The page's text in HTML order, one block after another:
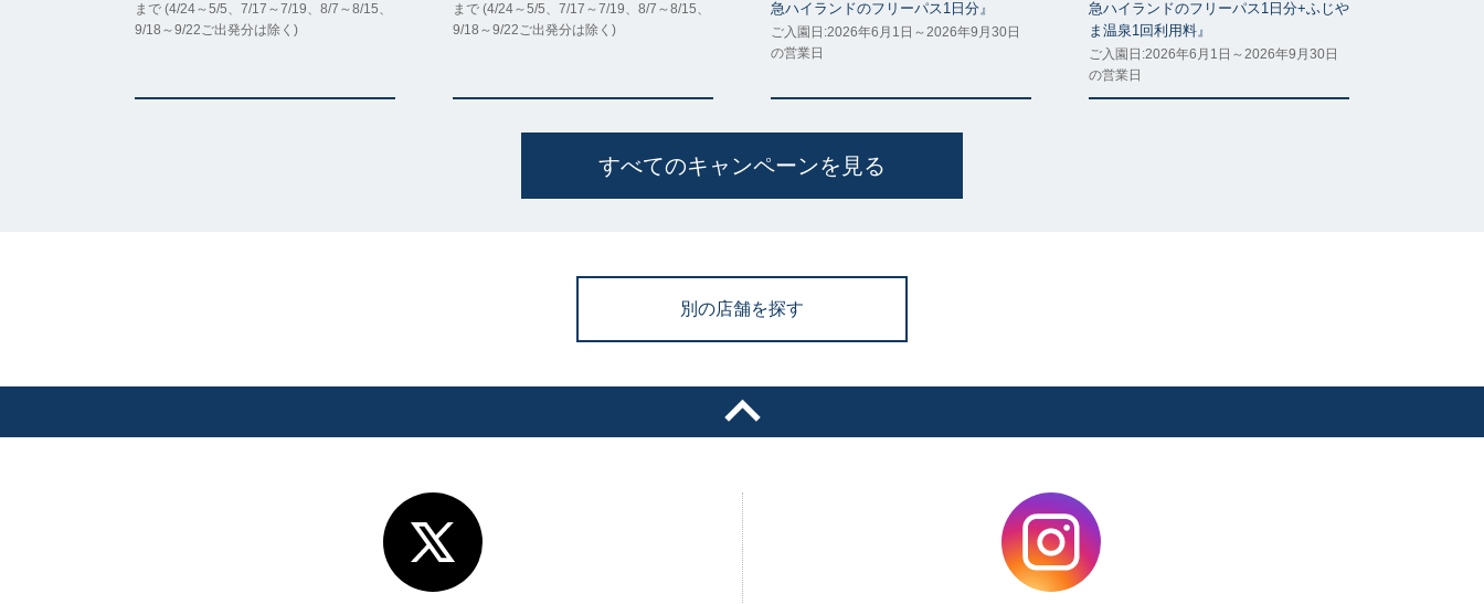
まで (4/24～5/5、7/17～7/19、8/7～8/15、
9/18～9/22ご出発分は除く)
まで (4/24～5/5、7/17～7/19、8/7～8/15、
9/18～9/22ご出発分は除く)
急ハイランドのフリーパス1日分』
ご入園日:2026年6月1日～2026年9月30日
の営業日
急ハイランドのフリーパス1日分+ふじや
ま温泉1回利用料』
ご入園日:2026年6月1日～2026年9月30日
の営業日
すべてのキャンペーンを見る
別の店舗を探す